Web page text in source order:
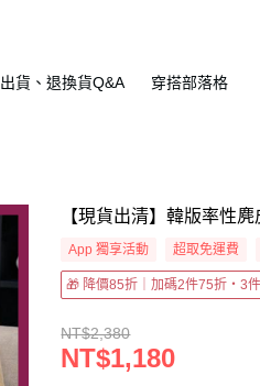
出貨、退換貨Q&A 穿搭部落格
【現貨出清】韓版率性
App 獨享活動 超取免運費
🎁 降價85折｜加碼2件75折・3
NT$2,380
NT$1,180